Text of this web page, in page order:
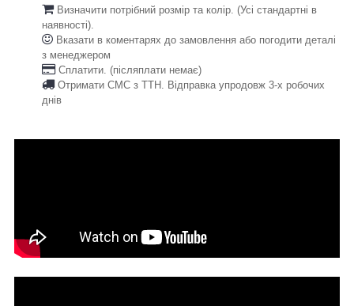
Визначити потрібний розмір та колір. (Усі стандартні в
наявності).
Вказати в коментарях до замовлення або погодити деталі
з менеджером
Сплатити. (післяплати немає)
Отримати СМС з ТТН. Відправка упродовж 3-х робочих
днів